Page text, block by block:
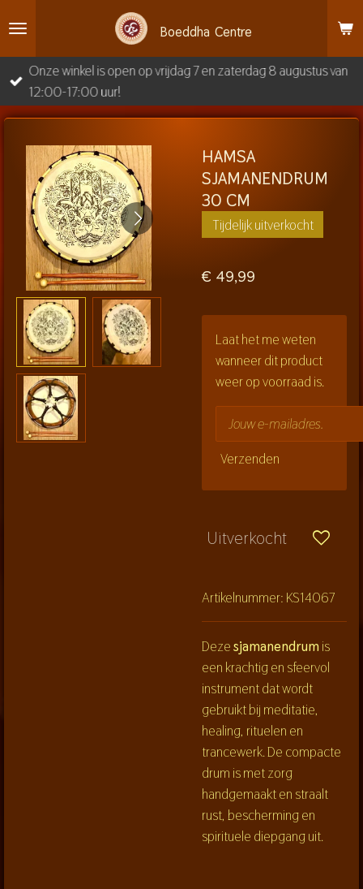
direct
naar
de
hoofdinhoud
Boeddha Centre
Onze winkel is open op vrijdag 7 en zaterdag 8 augustus van
12:00-17:00 uur!
HAMSA
SJAMANENDRUM
30 CM
Tijdelijk uitverkocht
€ 49,99
Laat het me weten
wanneer dit product
weer op voorraad is.
Verzenden
Uitverkocht
Artikelnummer: KS14067
Dezesjamanendrumis
een krachtig en sfeervol
instrument dat wordt
gebruikt bij meditatie,
healing, rituelen en
trancewerk. De compacte
drum is met zorg
handgemaakten straalt
rust, bescherming en
spirituele diepgang uit.